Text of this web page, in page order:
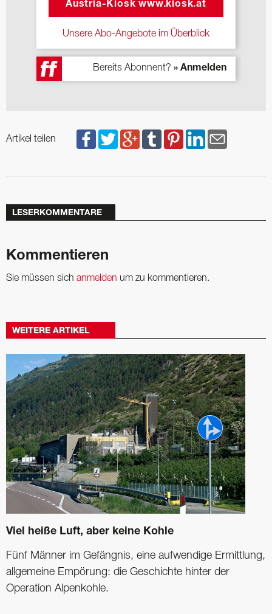
Austria-Kiosk www.kiosk.at
Unsere Abo-Angebote im Überblick
Bereits Abonnent? » Anmelden
Artikel teilen
LESERKOMMENTARE
Kommentieren
Sie müssen sich anmelden um zu kommentieren.
WEITERE ARTIKEL
Viel heiße Luft, aber keine Kohle
Fünf Männer im Gefängnis, eine aufwendige Ermittlung,
allgemeine Empörung: die Geschichte hinter der
Operation Alpenkohle.